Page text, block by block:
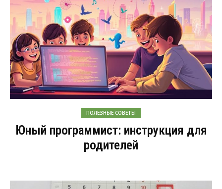
ПОЛЕЗНЫЕ СОВЕТЫ
Юный программист: инструкция для
родителей